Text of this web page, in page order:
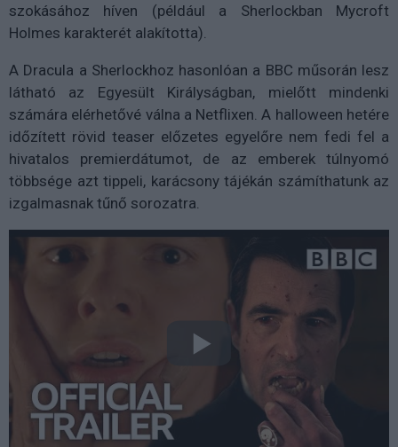
szokásához híven (például a Sherlockban Mycroft
Holmes karakterét alakította).
A Dracula a Sherlockhoz hasonlóan a BBC műsorán lesz
látható az Egyesült Királyságban, mielőtt mindenki
számára elérhetővé válna a Netflixen. A halloween hetére
időzített rövid teaser előzetes egyelőre nem fedi fel a
hivatalos premierdátumot, de az emberek túlnyomó
többsége azt tippeli, karácsony tájékán számíthatunk az
izgalmasnak tűnő sorozatra.